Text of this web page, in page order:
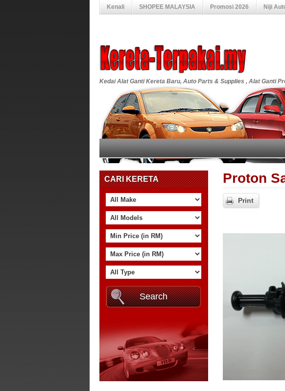
Kenali SHOPEE MALAYSIA Promosi 2026 Niji
Kedai Alat Ganti Kereta Baru, Auto Parts & Supplies , Alat Ganti
CARI KERETA Proton
Print